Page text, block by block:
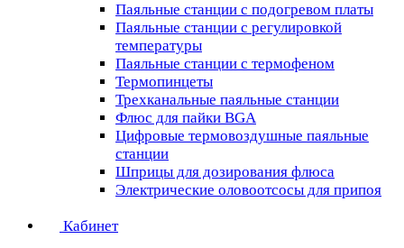
Паяльные станции с подогревом платы
Паяльные станции с регулировкой
температуры
Паяльные станции с термофеном
Термопинцеты
Трехканальные паяльные станции
Флюс для пайки BGA
Цифровые термовоздушные паяльные
станции
Шприцы для дозирования флюса
Электрические оловоотсосы для припоя
Кабинет